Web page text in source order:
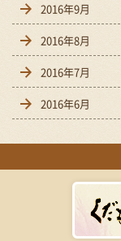
2016年9月
2016年8月
2016年7月
2016年6月